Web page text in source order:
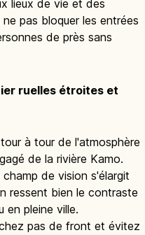
lieux de vie et des
pas bloquer les entrées
de près sans
ruelles étroites et
à tour de l'atmosphère
de la rivière Kamo.
de vision s'élargit
ressent bien le contraste
en pleine ville.
pas de front et évitez